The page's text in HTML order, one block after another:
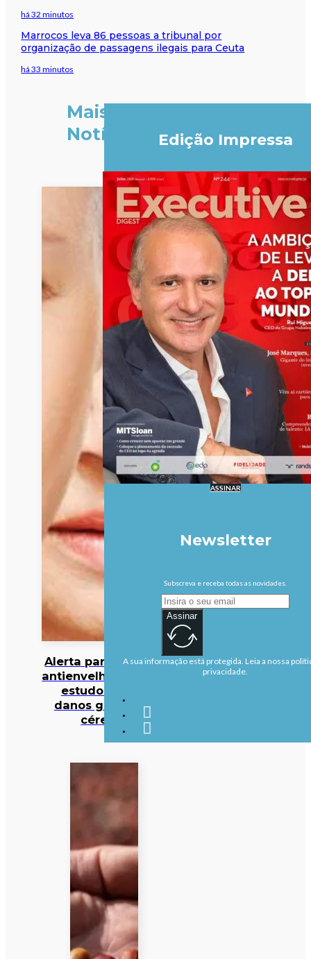
há 32 minutos
Marrocos leva 86 pessoas a tribunal por
organização de passagens ilegais para Ceuta
há 33 minutos
Mais
Notícias
Alerta para cocktail
antienvelhecimento:
estudo deteta
danos graves no
cérebro
Edição Impressa
ASSINAR
Newsletter
Subscreva e receba todas as novidades.
Assinar
A sua informação está protegida. Leia a nossa
privacidade.